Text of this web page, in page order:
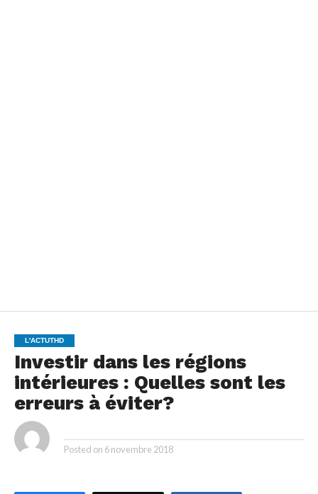
L'ACTUTHD
Investir dans les régions
intérieures : Quelles sont les
erreurs à éviter?
Posted on 6 novembre 2018